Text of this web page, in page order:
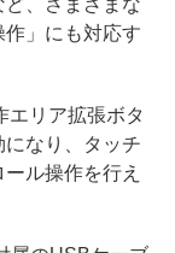
」にも対応す
リア拡張ボタ
なり、タッチ
ル操作を行え